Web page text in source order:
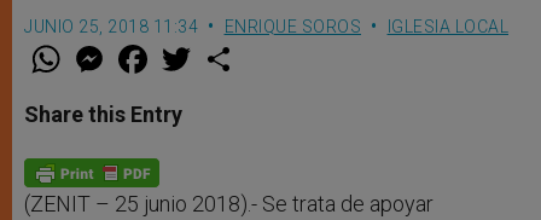
JUNIO 25, 2018 11:34 ENRIQUE SOROS IGLESIA LOCAL
W
t
s
p
p
M
e
s
e
g
e
F
a
e
b
o
k
w
Share this Entry
(ZENIT – 25 junio 2018).- Se trata de apoyar